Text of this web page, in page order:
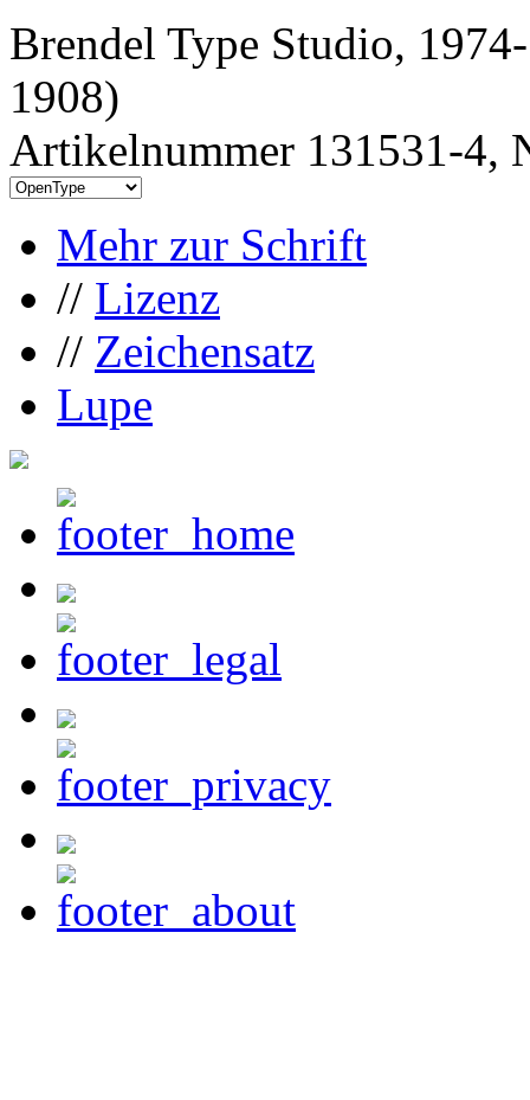
Brendel Type Studio,
1908)
Artikelnummer 131531-4,
Mehr zur Schrift
// Lizenz
// Zeichensatz
Lupe